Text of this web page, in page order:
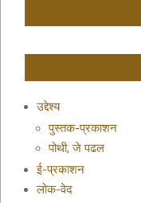
उद्देश्य
पुस्तक-प्रकाशन
पोथी, जे पढल
ई-प्रकाशन
लोक-वेद